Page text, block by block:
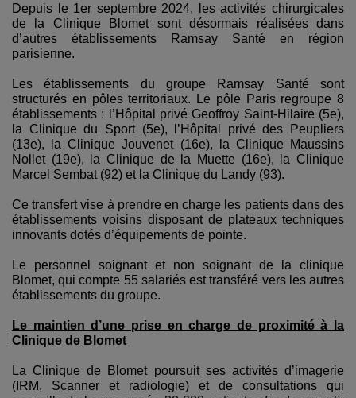
Depuis le 1er septembre 2024, les activités chirurgicales
de la Clinique Blomet sont désormais réalisées dans
d’autres établissements Ramsay Santé en région
parisienne.
Les établissements du groupe Ramsay Santé sont
structurés en pôles territoriaux. Le pôle Paris regroupe 8
établissements : l’Hôpital privé Geoffroy Saint-Hilaire (5e),
la Clinique du Sport (5e), l’Hôpital privé des Peupliers
(13e), la Clinique Jouvenet (16e), la Clinique Maussins
Nollet (19e), la Clinique de la Muette (16e), la Clinique
Marcel Sembat (92) et la Clinique du Landy (93).
Ce transfert vise à prendre en charge les patients dans des
établissements voisins disposant de plateaux techniques
innovants dotés d’équipements de pointe.
Le personnel soignant et non soignant de la clinique
Blomet, qui compte 55 salariés est transféré vers les autres
établissements du groupe.
Le maintien d’une prise en charge de proximité à la
Clinique de Blomet
La Clinique de Blomet poursuit ses activités d’imagerie
(IRM, Scanner et radiologie) et de consultations qui